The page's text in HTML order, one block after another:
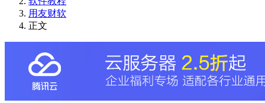
用友财软
正文